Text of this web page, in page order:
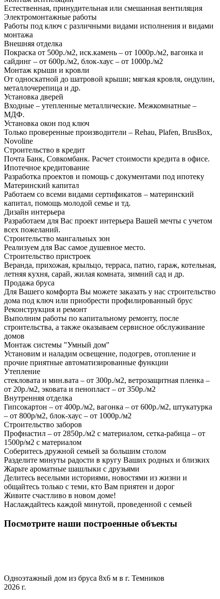
Естественная, принудительная или смешанная вентиляция
Электромонтажные работы
Работы под ключ с различными видами исполнения и видами
монтажа
Внешняя отделка
Покраска от 500р./м2, иск.камень – от 1000р./м2, вагонка и
сайдинг – от 600р./м2, блок-хаус – от 1000р./м2
Монтаж крыши и кровли
От односкатной до шатровой крыши; мягкая кровля, ондулин,
металлочерепица и др.
Установка дверей
Входные – утепленные металлические. Межкомнатные –
МДФ.
Установка окон под ключ
Только проверенные производители – Rehau, Plafen, BrusBox,
Novoline
Строительство в кредит
Почта Банк, Совкомбанк. Расчет стоимости кредита в офисе.
Ипотечное кредитование
Разработка проектов и помощь с документами под ипотеку
Материнский капитал
Работаем со всеми видами сертификатов – материнский
капитал, помощь молодой семье и тд.
Дизайн интерьера
Разработаем для Вас проект интерьера Вашей мечты с учетом
всех пожеланий.
Строительство мангальных зон
Реализуем для Вас самое душевное место.
Строительство пристроек
Веранда, прихожая, крыльцо, терраса, патио, гараж, котельная,
летняя кухня, сарай, жилая комната, зимний сад и др.
Продажа бруса
Для Вашего комфорта Вы можете заказать у нас строительство
дома под ключ или приобрести профилированный брус
Реконструкция и ремонт
Выполним работы по капитальному ремонту, после
строительства, а также оказываем сервисное обслуживание
домов
Монтаж системы "Умный дом"
Установим и наладим освещение, подогрев, отопление и
прочие приятные автоматизированные функции
Утепление
стекловата и мин.вата – от 300р./м2, ветрозащитная пленка –
от 20р./м2, эковата и пенопласт – от 350р./м2
Внутренняя отделка
Гипсокартон – от 400р./м2, вагонка – от 600р./м2, штукатурка
– от 800р/м2, блок-хаус – от 1000р./м2
Строительство заборов
Профнастил – от 2850р./м2 с материалом, сетка-рабица – от
1500р/м2 с материалом
Соберитесь дружной семьей за большим столом
Разделите минуты радости в кругу Ваших родных и близких
Жарьте ароматные шашлыки с друзьями
Делитесь веселыми историями, новостями из жизни и
общайтесь только с теми, кто Вам приятен и дорог
Живите счастливо в новом доме!
Наслаждайтесь каждой минутой, проведенной с семьей
Посмотрите наши построенные объекты
Одноэтажный дом из бруса 8х6 м в г. Темников
2026 г.